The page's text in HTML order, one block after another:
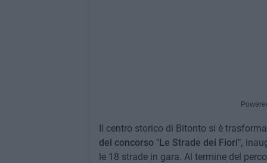
Il centro storico di Bitonto si è
del concorso "Le Strade dei Fiori",
le 18 strade in gara. Al termine del